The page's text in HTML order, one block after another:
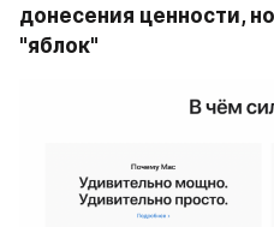
донесения ценности,
"яблок"